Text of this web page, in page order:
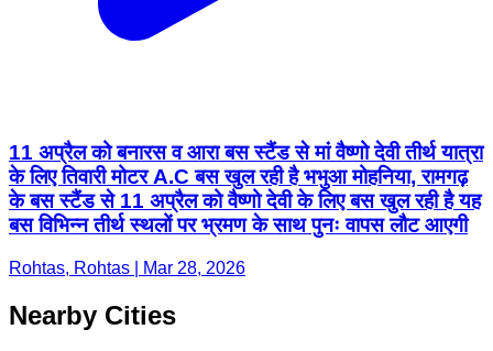
11 अप्रैल को बनारस व आरा बस स्टैंड से मां वैष्णो देवी तीर्थ यात्रा
के लिए तिवारी मोटर A.C बस खुल रही है भभुआ मोहनिया, रामगढ़
के बस स्टैंड से 11 अप्रैल को वैष्णो देवी के लिए बस खुल रही है यह
बस विभिन्न तीर्थ स्थलों पर भ्रमण के साथ पुनः वापस लौट आएगी
Rohtas, Rohtas | Mar 28, 2026
Nearby Cities